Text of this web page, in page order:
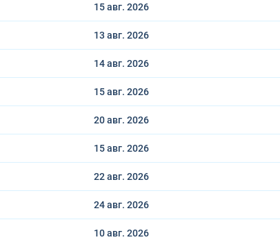
15 авг. 2026
13 авг. 2026
14 авг. 2026
15 авг. 2026
20 авг. 2026
15 авг. 2026
22 авг. 2026
24 авг. 2026
10 авг. 2026